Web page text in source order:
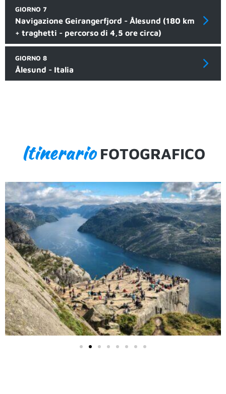
GIORNO 7
Navigazione Geirangerfjord - Ålesund (180 km
+ traghetti - percorso di 4,5 ore circa)
GIORNO 8
Ålesund - Italia
ItinerarioFOTOGRAFICO